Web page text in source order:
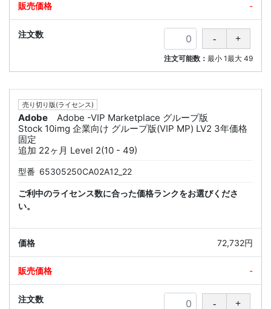
-
注文可能数： 最小 1最大 49
売り切り版(ライセンス)
Adobe
Adobe -VIP Marketplace グループ版
Stock 10img 企業向け グループ版(VIP MP) LV2 3年価格
固定
追加 22ヶ月 Level 2(10 - 49)
型番 65305250CA02A12_22
ご利中のライセンス数に合った価格ランクをお選びくださ
い。
72,732円
-